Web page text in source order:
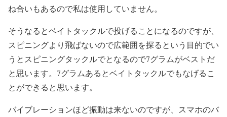
ね合いもあるので私は使用していません。
そうなるとベイトタックルで投げることになるのですが、
スピニングより飛ばないので広範囲を探るという目的でい
うとスピニングタックルでとなるので7グラムがベストだ
と思います。7グラムあるとベイトタックルでもなげるこ
とができると思います。
バイブレーションほど振動は来ないのですが、スマホのバ